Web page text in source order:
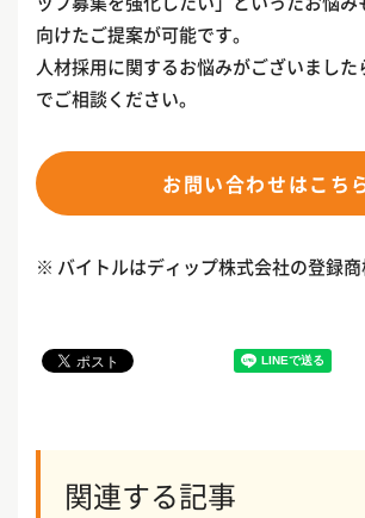
向けたご提案が可能です。
人材採用に関するお悩みがございました
でご相談ください。
お問い合わせはこち
※ バイトルはディップ株式会社の登録商
関連する記事